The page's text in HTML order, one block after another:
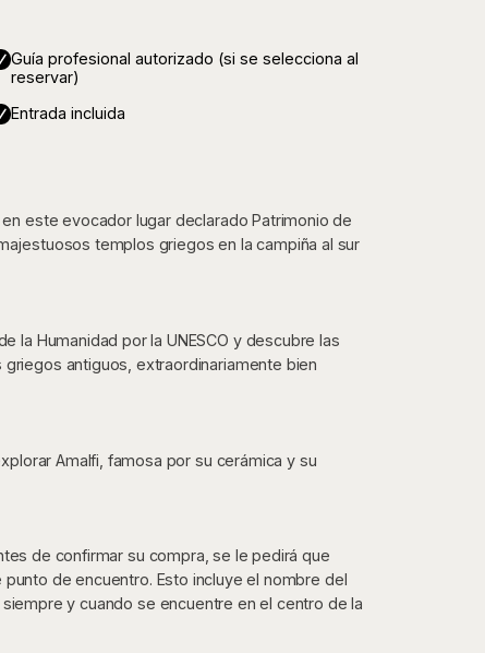
Guía profesional autorizado (si se selecciona al
reservar)
Entrada incluida
este evocador lugar declarado Patrimonio de
templos griegos en la campiña al sur
la Humanidad por la UNESCO y descubre las
antiguos, extraordinariamente bien
Amalfi, famosa por su cerámica y su
de confirmar su compra, se le pedirá que
de encuentro. Esto incluye el nombre del
y cuando se encuentre en el centro de la